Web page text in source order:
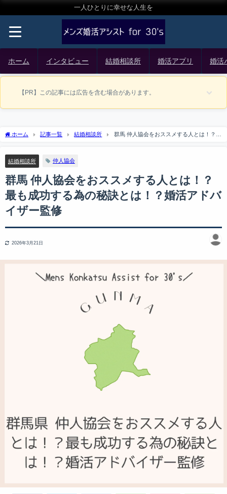
一人ひとりに幸せな人生を
ホーム インタビュー 結婚相談所 婚活アプリ 婚活
【PR】この記事には広告を含む場合があります。
ホーム 記事一覧 結婚相談所
群馬 仲人協会をおススメする人とは！？最
結婚相談所 仲人協会
群馬 仲人協会をおススメする人とは！？
最も成功する為の秘訣とは！？婚活アドバ
イザー監修
2026年3月21日